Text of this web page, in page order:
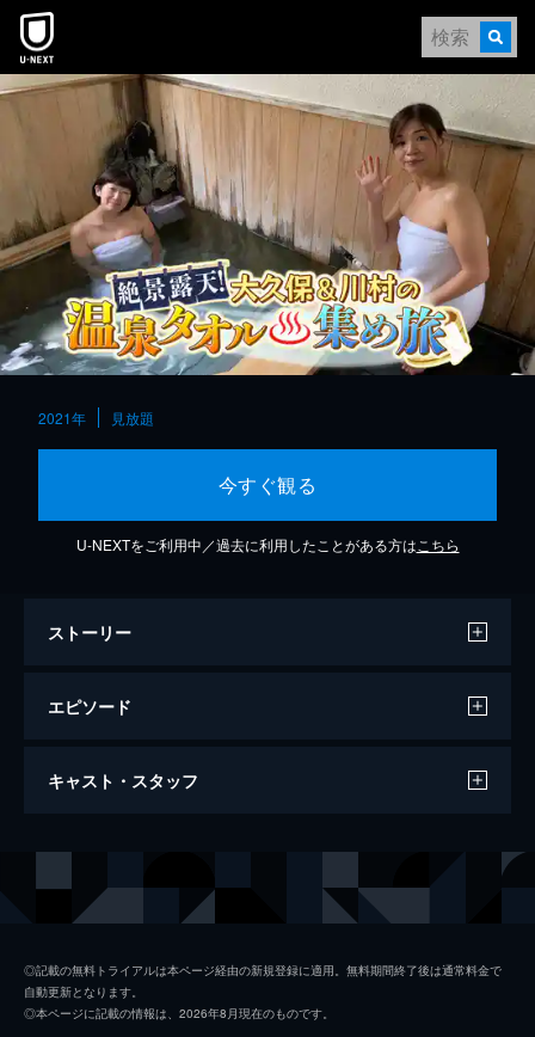
本文へスキップ
2021年 見放題
今すぐ観る
U-NEXTをご利用中／過去に利用したことがある方は こちら
ストーリー
エピソード
#1 紅葉の北海道SP
天風呂▼感動にごり湯▼更に！温泉タオル初
祝20弾！大久保佳代子＆川村エミコが栃木鬼
怒川～茨城大洗へ！旅の相棒は俳優「鈴木砂
羽」！▼とろとろ美肌温泉▼絶景にごり湯▼
キャスト・スタッフ
川村エミコ
◎記載の無料トライアルは本ページ経由の新規登録に適用。無料期間終了後は通常料金で
自動更新となります。
◎本ページに記載の情報は、2026年8月現在のものです。